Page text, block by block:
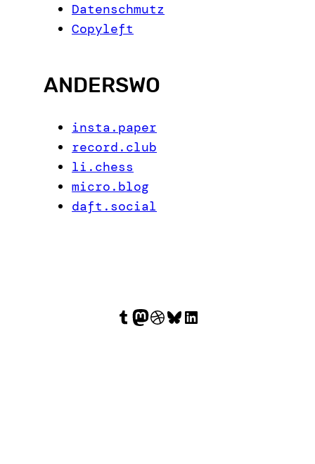
Datenschmutz
Copyleft
ANDERSWO
insta.paper
record.club
li.chess
micro.blog
daft.social
Tumblr Mastodon Dribbble Bluesky LinkedIn